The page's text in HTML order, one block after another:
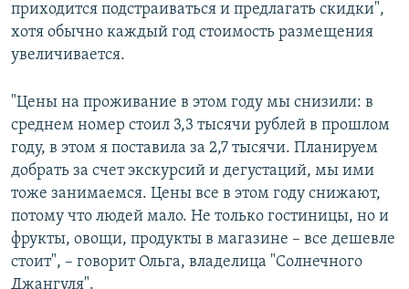
приходится подстраиваться и предлагать скидки",
хотя обычно каждый год стоимость размещения
увеличивается.
"Цены на проживание в этом году мы снизили: в
среднем номер стоил 3,3 тысячи рублей в прошлом
году, в этом я поставила за 2,7 тысячи. Планируем
добрать за счет экскурсий и дегустаций, мы ими
тоже занимаемся. Цены все в этом году снижают,
потому что людей мало. Не только гостиницы, но и
фрукты, овощи, продукты в магазине – все дешевле
стоит", – говорит Ольга, владелица "Солнечного
Джангуля".